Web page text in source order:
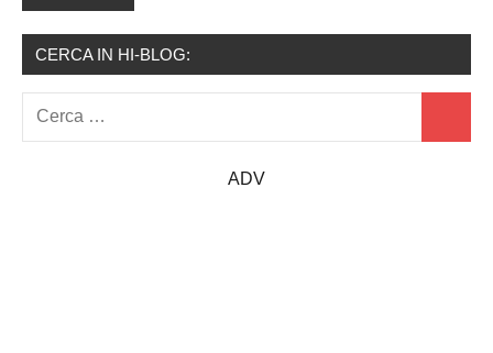
CERCA IN HI-BLOG:
Ricerca
per:
ADV